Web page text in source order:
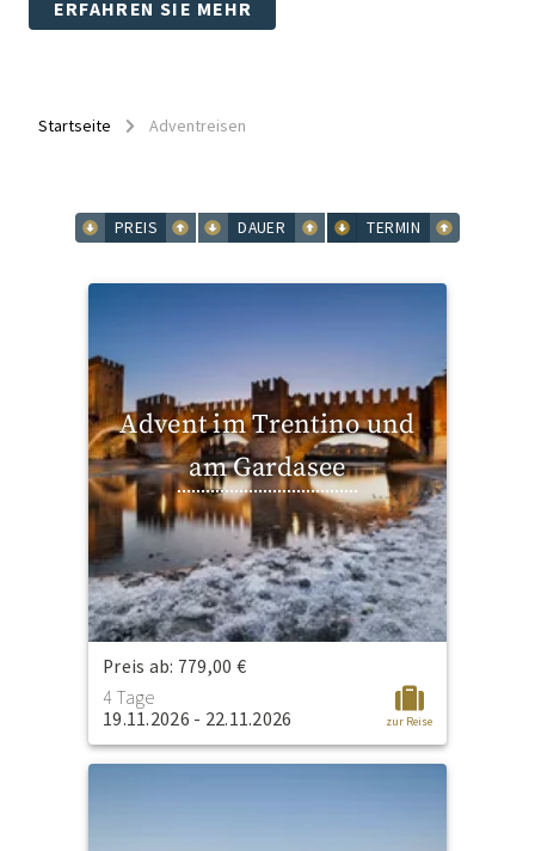
ERFAHREN SIE MEHR
Startseite Adventreisen
PREIS DAUER TERMIN
Advent im Trentino und
am Gardasee
Preis ab: 779,00 €
4 Tage
19.11.2026 - 22.11.2026
zur Reise